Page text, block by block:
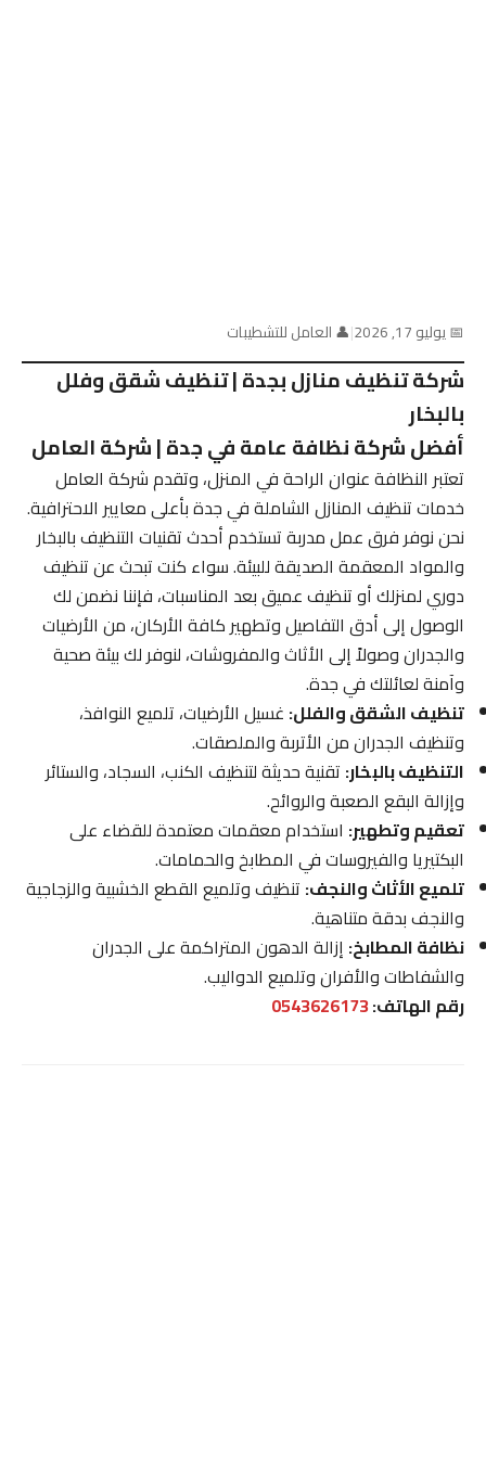
📅 يوليو 17, 2026 |👤 العامل للتشطيبات
شركة تنظيف منازل بجدة | تنظيف شقق وفلل
بالبخار
أفضل شركة نظافة عامة في جدة | شركة العامل
تعتبر النظافة عنوان الراحة في المنزل، وتقدم شركة العامل
خدمات تنظيف المنازل الشاملة في جدة بأعلى معايير الاحترافية.
نحن نوفر فرق عمل مدربة تستخدم أحدث تقنيات التنظيف بالبخار
والمواد المعقمة الصديقة للبيئة. سواء كنت تبحث عن تنظيف
دوري لمنزلك أو تنظيف عميق بعد المناسبات، فإننا نضمن لك
الوصول إلى أدق التفاصيل وتطهير كافة الأركان، من الأرضيات
والجدران وصولاً إلى الأثاث والمفروشات، لنوفر لك بيئة صحية
وآمنة لعائلتك في جدة.
تنظيف الشقق والفلل:غسيل الأرضيات، تلميع النوافذ،
وتنظيف الجدران من الأتربة والملصقات.
التنظيف بالبخار:تقنية حديثة لتنظيف الكنب، السجاد، والستائر
وإزالة البقع الصعبة والروائح.
تعقيم وتطهير:استخدام معقمات معتمدة للقضاء على
البكتيريا والفيروسات في المطابخ والحمامات.
تلميع الأثاث والنجف:تنظيف وتلميع القطع الخشبية والزجاجية
والنجف بدقة متناهية.
نظافة المطابخ:إزالة الدهون المتراكمة على الجدران
والشفاطات والأفران وتلميع الدواليب.
رقم الهاتف:0543626173